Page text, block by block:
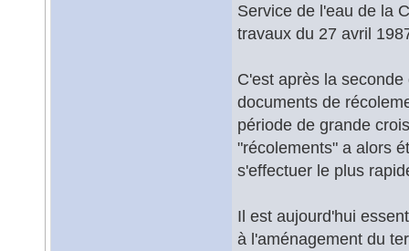
Service de l'eau de la
travaux du 27 avril
C'est après la
documents de
période de grande
"récolements" a alors
s'effectuer le plus
Il est aujourd'hui
à l'aménagement du